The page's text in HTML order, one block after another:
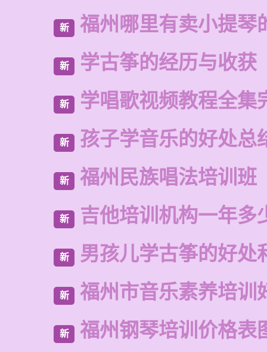
新 福州哪里有卖小提琴
新 学古筝的经历与收获
新 学唱歌视频教程全集
新 孩子学音乐的好处总
新 福州民族唱法培训班
新 吉他培训机构一年多
新 男孩儿学古筝的好处
新 福州市音乐素养培训
新 福州钢琴培训价格表